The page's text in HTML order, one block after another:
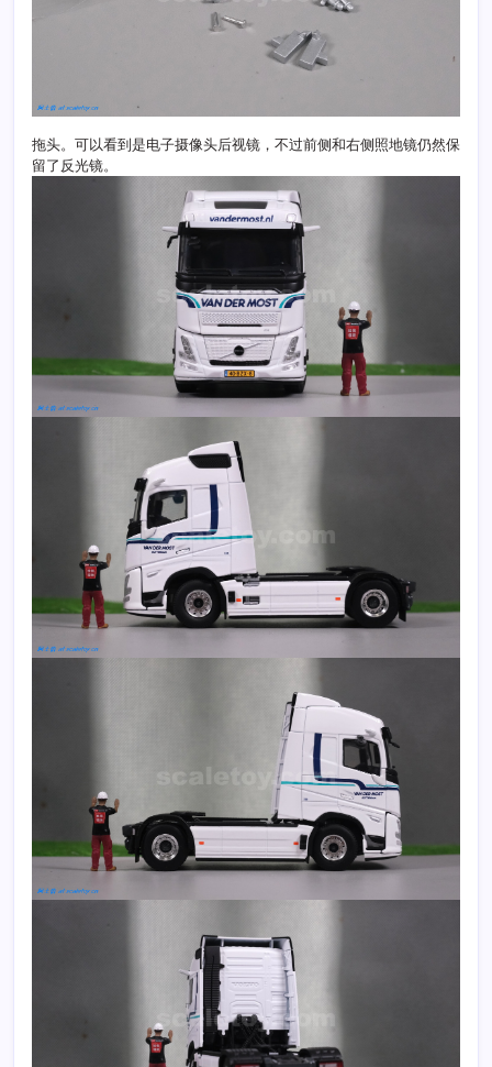
拖头。可以看到是电子摄像头后视镜，不过前侧和右侧照地镜仍然保
留了反光镜。